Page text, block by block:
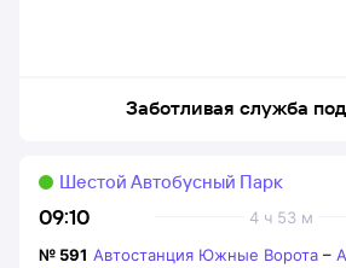
Заботливая служба
09:10 4 ч 53 м
Шестой Автобусный Парк
№ 591 Автостанция Южные Ворота –